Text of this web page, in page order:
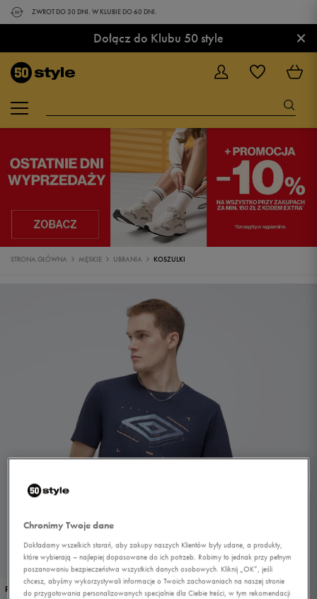
ZWROT DO 30 DNI. W KLUBIE DO 60 DNI.
Dołącz do Klubu 50 style ×
STRONA GŁÓWNA MĘSKIE UBRANIA KOSZULKI
PROMO: DO -30%
Chronimy Twoje dane
Dokładamy wszelkich starań, aby zakupy naszych Klientów były udane, a produkty,
które wybierają – najlepiej dopasowane do ich potrzeb. Robimy to jednak przy pełnym
poszanowaniu bezpieczeństwa wszystkich danych osobowych. Kliknij „OK”, jeśli
chcesz, abyśmy wykorzystywali informacje o Twoich zachowaniach na naszej stronie
do przygotowania personalizowanych specjalnie dla Ciebie treści, w tym rekomendacji